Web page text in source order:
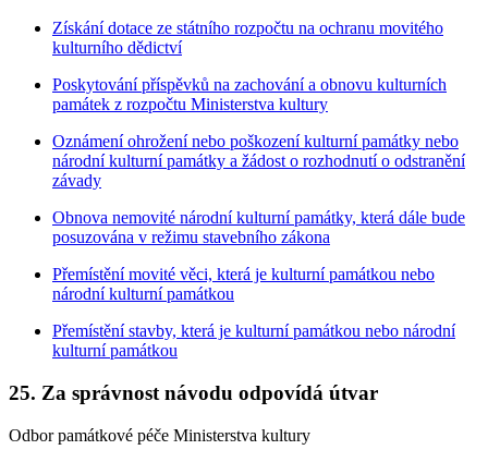
Získání dotace ze státního rozpočtu na ochranu movitého
kulturního dědictví
Poskytování příspěvků na zachování a obnovu kulturních
památek z rozpočtu Ministerstva kultury
Oznámení ohrožení nebo poškození kulturní památky nebo
národní kulturní památky a žádost o rozhodnutí o odstranění
závady
Obnova nemovité národní kulturní památky, která dále bude
posuzována v režimu stavebního zákona
Přemístění movité věci, která je kulturní památkou nebo
národní kulturní památkou
Přemístění stavby, která je kulturní památkou nebo národní
kulturní památkou
25. Za správnost návodu odpovídá útvar
Odbor památkové péče Ministerstva kultury